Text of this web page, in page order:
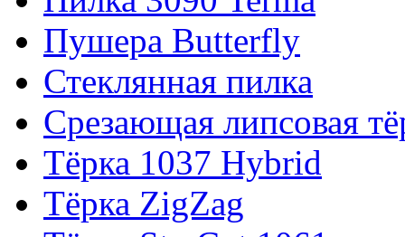
Пушера Butterfly
Стеклянная пилка
Срезающая липсовая
Тёрка 1037 Hybrid
Тёрка ZigZag